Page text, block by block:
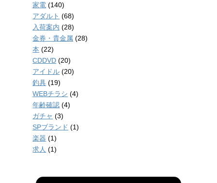
家電 (140)
アダルト (68)
入荷案内 (28)
金券・貴金属 (28)
本 (22)
CDDVD (20)
アイドル (20)
釣具 (19)
WEBチラシ (4)
年齢確認 (4)
ガチャ (3)
SPブランド (1)
楽器 (1)
求人 (1)